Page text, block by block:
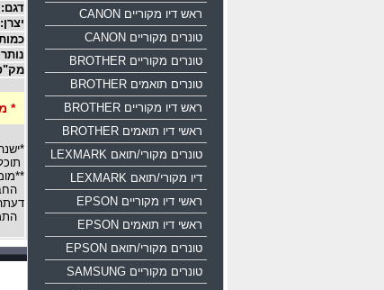
דגם:
יצרן:
*
ראש דיו מקוריים CANON
טונרים מקוריים CANON
טונרים מקוריים BROTHER
טונרים תואמים BROTHER
ראש דיו מקוריים BROTHER
ראשי דיו תואמים BROTHER
טונרים מקורי/תואם LEXMARK
דיו מקורי/תואם LEXMARK
ראשי דיו מקוריים EPSON
ראשי דיו תואמים EPSON
טונרים מקורי/תואם EPSON
טונרים מקוריים SAMSUNG